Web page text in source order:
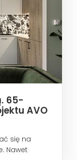
65-
AVO
się na
Nawet